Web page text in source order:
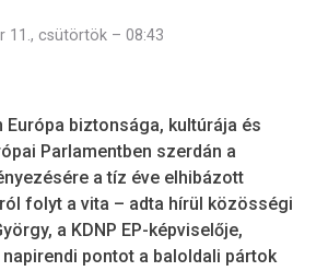
11., csütörtök – 08:43
Európa biztonsága, kultúrája és
Parlamentben szerdán a
a tíz éve elhibázott
folyt a vita – adta hírül közösségi
a KDNP EP-képviselője,
pontot a baloldali pártok